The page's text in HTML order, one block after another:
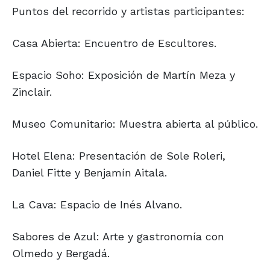
Puntos del recorrido y artistas participantes:
Casa Abierta: Encuentro de Escultores.
Espacio Soho: Exposición de Martín Meza y
Zinclair.
Museo Comunitario: Muestra abierta al público.
Hotel Elena: Presentación de Sole Roleri,
Daniel Fitte y Benjamín Aitala.
La Cava: Espacio de Inés Alvano.
Sabores de Azul: Arte y gastronomía con
Olmedo y Bergadá.